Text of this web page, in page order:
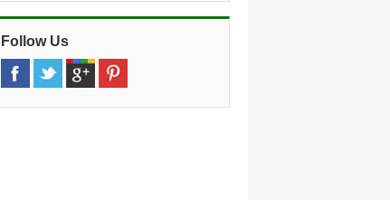
km)
Unit 21 Denbigh Hall, Milton Keynes,
Mk3 7qt, Eng
Follow Us